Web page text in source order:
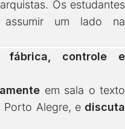
Os estudantes
um lado na
fábrica, controle e
em sala o texto
Porto Alegre, e discuta